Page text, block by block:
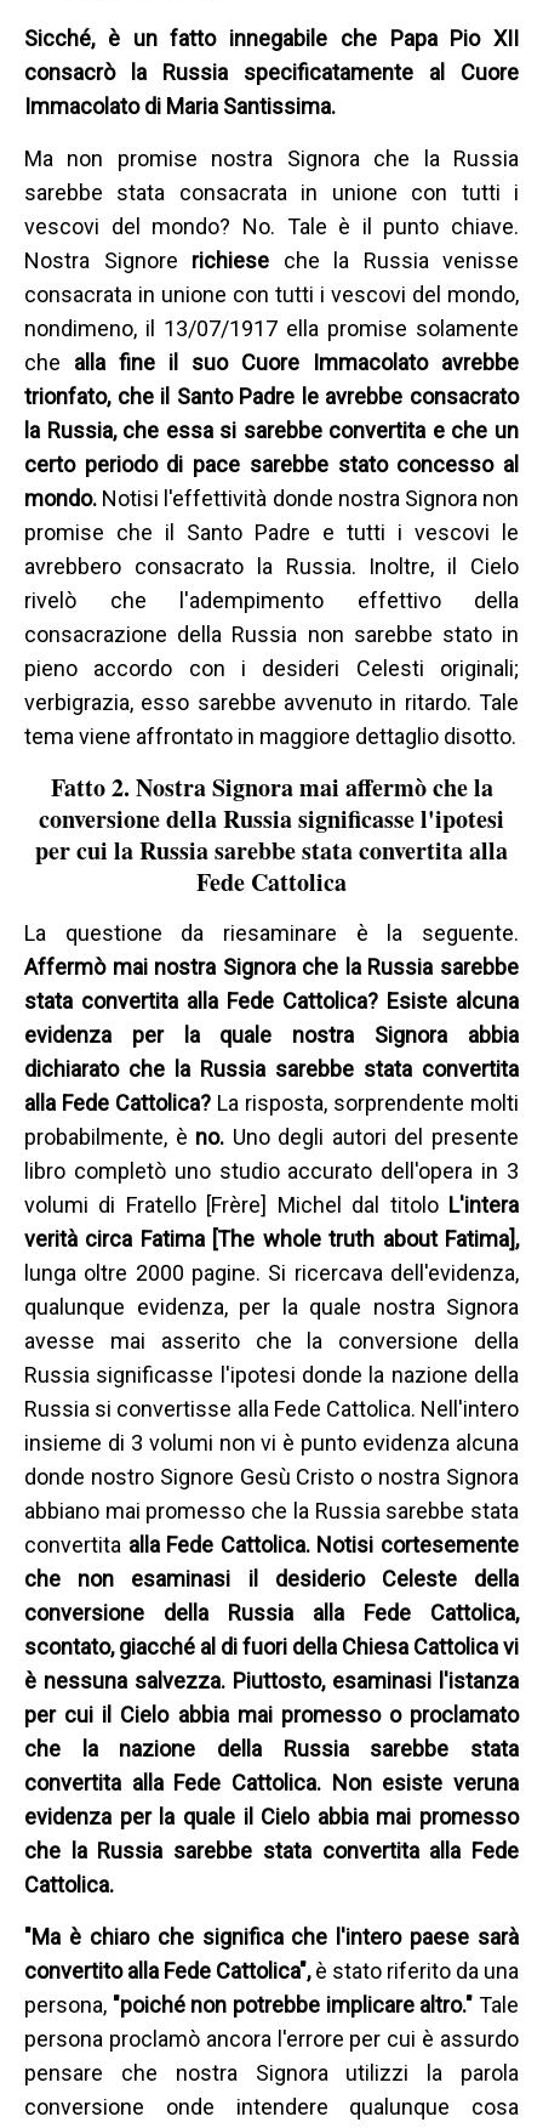
Sicché, è un fatto innegabile che Papa Pio XII
consacrò la Russia specificatamente al Cuore
Immacolato di Maria Santissima.
Ma non promise nostra Signora che la Russia
sarebbe stata consacrata in unione con tutti i
vescovi del mondo? No. Tale è il punto chiave.
Nostra Signore richiese che la Russia venisse
consacrata in unione con tutti i vescovi del mondo,
nondimeno, il 13/07/1917 ella promise solamente
che alla fine il suo Cuore Immacolato avrebbe
trionfato, che il Santo Padre le avrebbe consacrato
la Russia, che essa si sarebbe convertita e che un
certo periodo di pace sarebbe stato concesso al
mondo. Notisi l'effettività donde nostra Signora non
promise che il Santo Padre e tutti i vescovi le
avrebbero consacrato la Russia. Inoltre, il Cielo
rivelò che l'adempimento effettivo della
consacrazione della Russia non sarebbe stato in
pieno accordo con i desideri Celesti originali;
verbigrazia, esso sarebbe avvenuto in ritardo. Tale
tema viene affrontato in maggiore dettaglio disotto.
Fatto 2. Nostra Signora mai affermò che la
conversione della Russia significasse l'ipotesi
per cui la Russia sarebbe stata convertita alla
Fede Cattolica
La questione da riesaminare è la seguente.
Affermò mai nostra Signora che la Russia sarebbe
stata convertita alla Fede Cattolica? Esiste alcuna
evidenza per la quale nostra Signora abbia
dichiarato che la Russia sarebbe stata convertita
alla Fede Cattolica? La risposta, sorprendente molti
probabilmente, è no. Uno degli autori del presente
libro completò uno studio accurato dell'opera in 3
volumi di Fratello [Frère] Michel dal titolo L'intera
verità circa Fatima [The whole truth about Fatima],
lunga oltre 2000 pagine. Si ricercava dell'evidenza,
qualunque evidenza, per la quale nostra Signora
avesse mai asserito che la conversione della
Russia significasse l'ipotesi donde la nazione della
Russia si convertisse alla Fede Cattolica. Nell'intero
insieme di 3 volumi non vi è punto evidenza alcuna
donde nostro Signore Gesù Cristo o nostra Signora
abbiano mai promesso che la Russia sarebbe stata
convertita alla Fede Cattolica. Notisi cortesemente
che non esaminasi il desiderio Celeste della
conversione della Russia alla Fede Cattolica,
scontato, giacché al di fuori della Chiesa Cattolica vi
è nessuna salvezza. Piuttosto, esaminasi l'istanza
per cui il Cielo abbia mai promesso o proclamato
che la nazione della Russia sarebbe stata
convertita alla Fede Cattolica. Non esiste veruna
evidenza per la quale il Cielo abbia mai promesso
che la Russia sarebbe stata convertita alla Fede
Cattolica.
"Ma è chiaro che significa che l'intero paese sarà
convertito alla Fede Cattolica",è stato riferito da una
persona, "poiché non potrebbe implicare altro."Tale
persona proclamò ancora l'errore per cui è assurdo
pensare che nostra Signora utilizzi la parola
conversione onde intendere qualunque cosa